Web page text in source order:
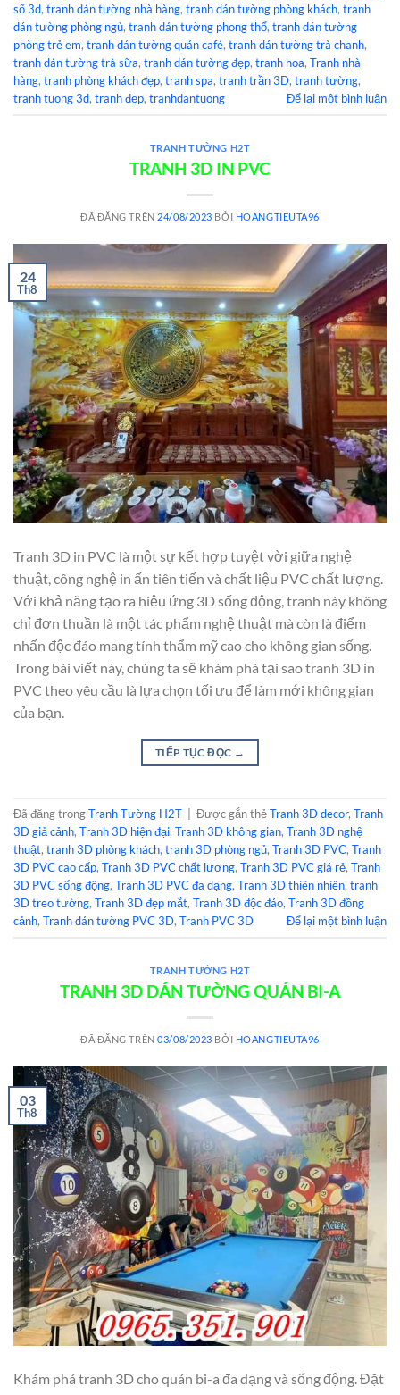
sổ 3d, tranh dán tường nhà hàng, tranh dán tường phòng khách, tranh
dán tường phòng ngủ, tranh dán tường phong thổ, tranh dán tường
phòng trẻ em, tranh dán tường quán café, tranh dán tường trà chanh,
tranh dán tường trà sữa, tranh dán tường đẹp, tranh hoa, Tranh nhà
hàng, tranh phòng khách đẹp, tranh spa, tranh trần 3D, tranh tường,
tranh tuong 3d, tranh đẹp, tranhdantuong Để lại một bình luận
TRANH TƯỜNG H2T
TRANH 3D IN PVC
ĐÃ ĐĂNG TRÊN 24/08/2023 BỞI HOANGTIEUTA96
24
Th8
Tranh 3D in PVC là một sự kết hợp tuyệt vời giữa nghệ
thuật, công nghệ in ấn tiên tiến và chất liệu PVC chất lượng.
Với khả năng tạo ra hiệu ứng 3D sống động, tranh này không
chỉ đơn thuần là một tác phẩm nghệ thuật mà còn là điểm
nhấn độc đáo mang tính thẩm mỹ cao cho không gian sống.
Trong bài viết này, chúng ta sẽ khám phá tại sao tranh 3D in
PVC theo yêu cầu là lựa chọn tối ưu để làm mới không gian
của bạn.
TIẾP TỤC ĐỌC →
Đã đăng trongTranh Tường H2T Được gắn thẻTranh 3D decor, Tranh
3D giả cảnh, Tranh 3D hiện đại, Tranh 3D không gian, Tranh 3D nghệ
thuật, tranh 3D phòng khách, tranh 3D phòng ngủ, Tranh 3D PVC, Tranh
3D PVC cao cấp, Tranh 3D PVC chất lượng, Tranh 3D PVC giá rẻ, Tranh
3D PVC sống động, Tranh 3D PVC đa dạng, Tranh 3D thiên nhiên, tranh
3D treo tường, Tranh 3D đẹp mắt, Tranh 3D độc đáo, Tranh 3D đồng
cảnh, Tranh dán tường PVC 3D, Tranh PVC 3D Để lại một bình luận
TRANH TƯỜNG H2T
TRANH 3D DÁN TƯỜNG QUÁN BI-A
ĐÃ ĐĂNG TRÊN03/08/2023 BỞI HOANGTIEUTA96
03
Th8
Khám phá tranh 3D cho quán bi-a đa dạng và sống động. Đặt